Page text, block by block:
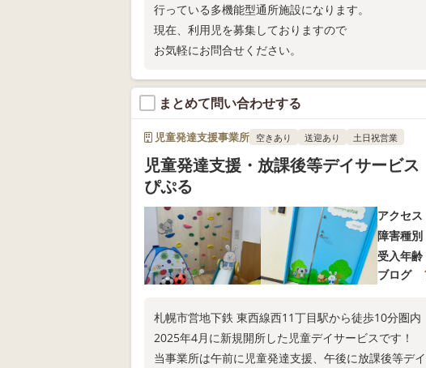
行っている多機能型通所施設になります。
現在、利用児を募集しておりますので
お気軽にお問合せください。
まとめて問い合わせする
児童発達支援事業所 空きあり 送迎あり 土日祝営業
児童発達支援・放課後等デイサービ
ぴぷる
アクセス
障害種別
受入年齢
ブログ
札幌市営地下鉄 東西線西11丁目駅から徒歩10分圏内
2025年4月に新規開所した児童デイサービスです！
当事業所は午前に児童発達支援、午後に放課後等デ